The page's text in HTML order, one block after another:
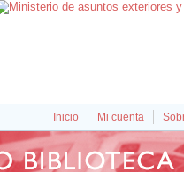
Inicio Mi cuenta